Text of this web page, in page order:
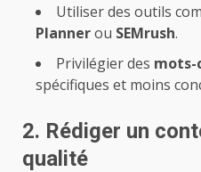
Utiliser des outils
Plannerou SEMrush.
Privilégier des mots-
spécifiques et moins
2. Rédiger un
qualité